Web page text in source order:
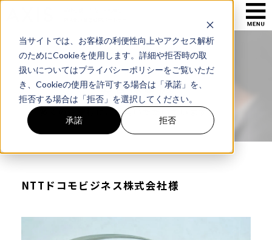
当サイトでは、お客様の利便性向上やアクセス解析
のためにCookieを使用します。詳細や拒否時の取
扱いについてはプライバシーポリシーをご覧いただ
き、Cookieの使用を許可する場合は「承諾」を、
拒否する場合は「拒否」を選択してください。
承諾 拒否
お客様事例
多くの企業様にご活用いただいています
NTTドコモビジネス株式会社様